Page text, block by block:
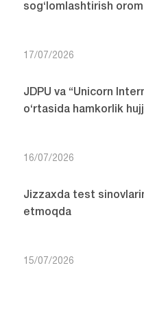
sog‘lomlashtirish
17/07/2026
JDPU va “Unicorn
o‘rtasida hamkorlik
16/07/2026
Jizzaxda test
etmoqda
15/07/2026